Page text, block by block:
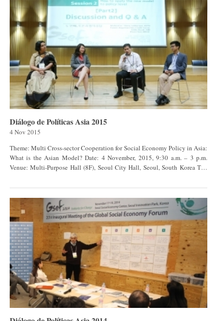
Diálogo de Políticas Asia 2015
4 Nov 2015
Theme: Multi Cross-sector Cooperation for Social Economy Policy in Asia:
What is the Asian Model? Date: 4 November, 2015, 9:30 a.m. – 3 p.m.
Venue: Multi-Purpose Hall (8F), Seoul City Hall, Seoul, South Korea The
intermediary organizations from Asia countries) Host: Global Social
Economy Forum (GSEF) Organiser: Seoul Social Economy Support Center,
C. Supporting Network: Asia Venture Philanthropy Network, National
Association of Local Governments for Social and Solidarity Economy